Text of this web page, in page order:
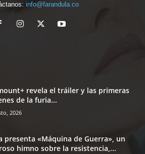
info@farandula.co
revela el tráiler y las primeras
de la furia...
2026
presenta «Máquina de Guerra», un
himno sobre la resistencia,...